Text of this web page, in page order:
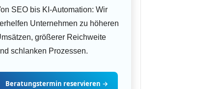
SEO bis KI-Automation: Wir
Unternehmen zu höheren
größerer Reichweite
schlanken Prozessen.
Beratungstermin reservieren →